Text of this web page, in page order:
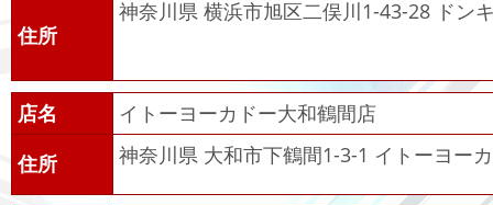
住所
神奈川県 横浜市旭区二俣川1-43-28 ドン
店名
イトーヨーカドー大和鶴間店
住所
神奈川県 大和市下鶴間1-3-1 イトーヨー